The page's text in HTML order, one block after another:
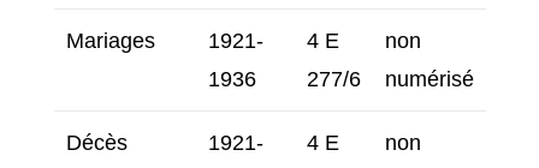
Mariages
1921-
1936
4 E
277/6
non
numérisé
Décès
1921-
4 E
non